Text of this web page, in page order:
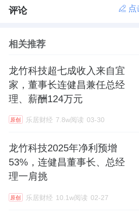
评论 点
相关推荐
龙竹科技超七成收入来自宜
家，董事长连健昌兼任总经
理、薪酬124万元
原创 乐居财经 7.8w阅读 03-30
龙竹科技2025年净利预增
53%，连健昌董事长、总经
理一肩挑
原创 乐居财经 10.1w阅读 02-27